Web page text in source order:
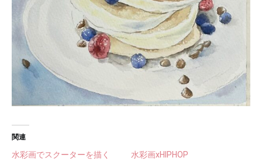
関連
水彩画でスクーターを描く
水彩画xHIPHOP